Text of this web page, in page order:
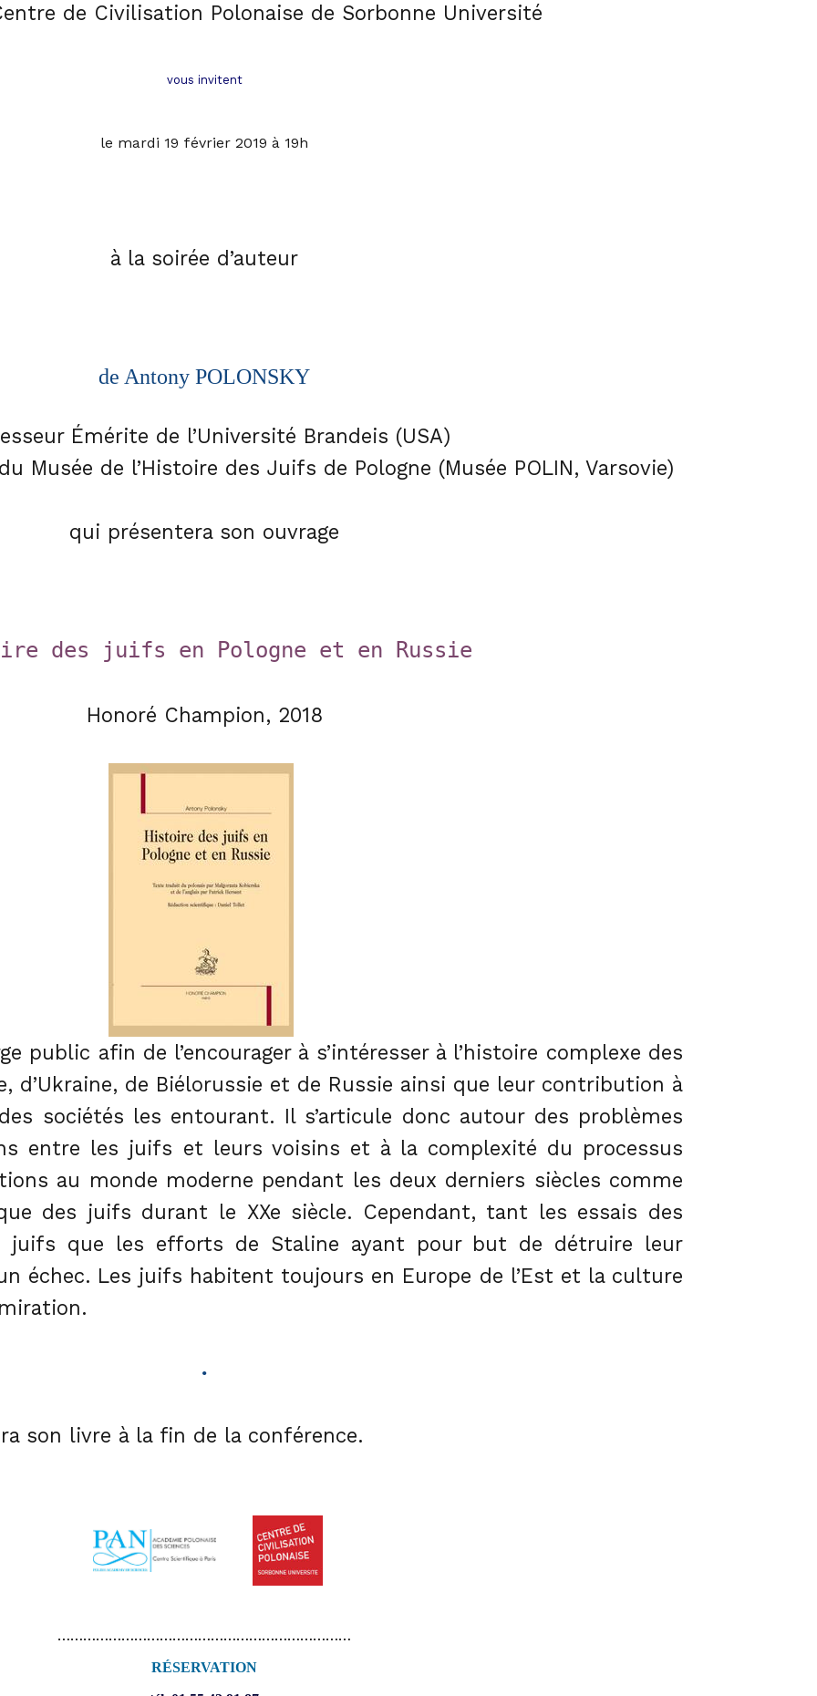
de Civilisation Polonaise de Sorbonne Université
vous invitent
le mardi 19 février 2019 à 19h
à lasoirée d’auteur
de Antony POLONSKY
Émérite de l’Université Brandeis (USA)
Musée de l’Histoire des Juifs de Pologne (Musée POLIN, Varsovie)
qui présentera son ouvrage
des juifs en Pologne et en Russie
Honoré Champion, 2018
public afin de l’encourager à s’intéresser à l’histoire complexe des
d’Ukraine, de Biélorussie et de Russie ainsi que leur contribution à
sociétés les entourant. Il s’articule donc autour des problèmes
entre les juifs et leurs voisins et à la complexité du processus
au monde moderne pendant les deux derniers siècles comme
des juifs durant le XXe siècle. Cependant, tant les essais des
juifs que les efforts de Staline ayant pour but de détruire leur
échec. Les juifs habitent toujours en Europe de l’Est et la culture
•
son livre à la fin de la conférence.
……………………………………………………………
RÉSERVATION